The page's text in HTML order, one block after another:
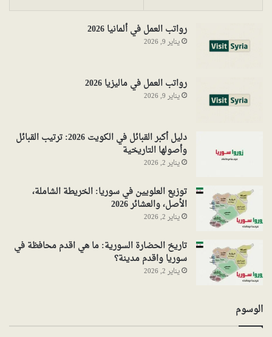
رواتب العمل في ألمانيا 2026
يناير 9, 2026
رواتب العمل في ماليزيا 2026
يناير 9, 2026
دليل أكبر القبائل في الكويت 2026: ترتيب القبائل
وأصولها التاريخية
يناير 2, 2026
توزيع العلويين في سوريا: الخريطة الشاملة،
الأصل، والعشائر 2026
يناير 2, 2026
تاريخ الحضارة السورية: ما هي اقدم محافظة في
سوريا واقدم مدينة؟
يناير 2, 2026
الوسوم